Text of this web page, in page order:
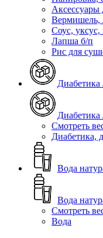
Аксессуары
Вермишель,
Соус, уксус,
Лапша б/п
Рис для
Диабетика
Диабетика
Смотреть
Диабетика,
Вода
Вода
Смотреть
Вода